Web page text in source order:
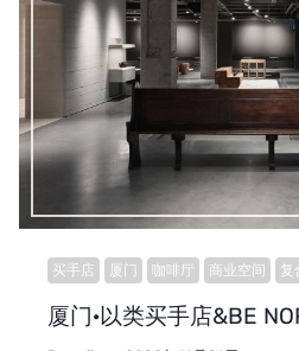
买手店 厦门 咖啡厅 商业空间 复
厦门·以类买手店&BE